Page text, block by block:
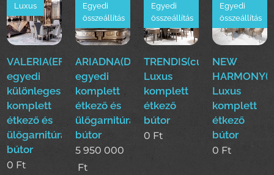
VALERIA(EFE)Luxus
egyedi
különleges
komplett
étkező és
ülőgarnitúra
bútor
Luxus
0 Ft
ARIADNA(Duy)Luxus
egyedi
komplett
étkező és
ülőgarnitúra
bútor
Egyedi
összeállítás
5 950 000
Ft
TRENDIS(cur)
Luxus
komplett
étkező
bútor
Egyedi
összeállítás
0 Ft
NEW
Luxus
komplett
étkező
bútor
Egyedi
összeállítás
0 Ft